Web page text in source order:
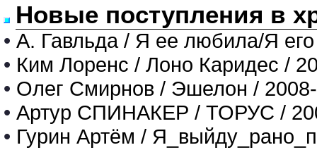
Новые поступления в
• А. Гавльда / Я ее любила/Я
• Ким Лоренс / Лоно Каридес /
• Олег Смирнов / Эшелон /
• Артур СПИНАКЕР / ТОРУС /
• Гурин Артём /